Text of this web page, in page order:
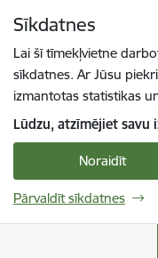
Sīkdatnes
Lai šī tīmekļvietne
sīkdatnes. Ar Jūsu
izmantotas statistikas
Lūdzu, atzīmējiet savu
Noraidīt
Pārvaldīt sīkdatnes